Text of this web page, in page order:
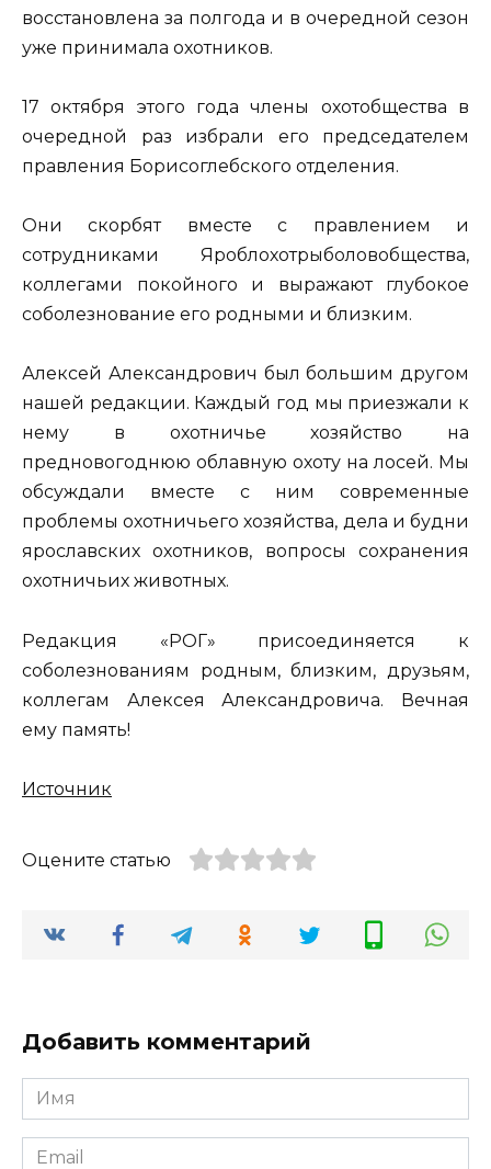
восстановлена за полгода и в очередной сезон
уже принимала охотников.
17 октября этого года члены охотобщества в
очередной раз избрали его председателем
правления Борисоглебского отделения.
Они скорбят вместе с правлением и
сотрудниками Яроблохотрыболовобщества,
коллегами покойного и выражают глубокое
соболезнование его родными и близким.
Алексей Александрович был большим другом
нашей редакции. Каждый год мы приезжали к
нему в охотничье хозяйство на
предновогоднюю облавную охоту на лосей. Мы
обсуждали вместе с ним современные
проблемы охотничьего хозяйства, дела и будни
ярославских охотников, вопросы сохранения
охотничьих животных.
Редакция «РОГ» присоединяется к
соболезнованиям родным, близким, друзьям,
коллегам Алексея Александровича. Вечная
ему память!
Источник
Оцените статью
Добавить комментарий
Имя
*
Email